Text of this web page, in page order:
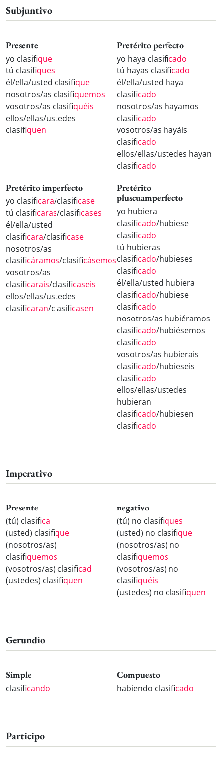
Subjuntivo
Presente
yo clasifique
tú clasifiques
él/ella/usted clasifique
nosotros/as clasifiquemos
vosotros/as clasifiquéis
ellos/ellas/ustedes
clasifiquen
Pretérito perfecto
yo haya clasificado
tú hayas clasificado
él/ella/usted haya
clasificado
nosotros/as hayamos
clasificado
vosotros/as hayáis
clasificado
ellos/ellas/ustedes hayan
clasificado
Pretérito imperfecto
yo clasificara/clasificase
tú clasificaras/clasificases
él/ella/usted
clasificara/clasificase
nosotros/as
clasificáramos/clasificásemos
vosotros/as
clasificarais/clasificaseis
ellos/ellas/ustedes
clasificaran/clasificasen
Pretérito
pluscuamperfecto
yo hubiera
clasificado/hubiese
clasificado
tú hubieras
clasificado/hubieses
clasificado
él/ella/usted hubiera
clasificado/hubiese
clasificado
nosotros/as hubiéramos
clasificado/hubiésemos
clasificado
vosotros/as hubierais
clasificado/hubieseis
clasificado
ellos/ellas/ustedes
hubieran
clasificado/hubiesen
clasificado
Imperativo
Presente
(tú) clasifica
(usted) clasifique
(nosotros/as)
clasifiquemos
(vosotros/as) clasificad
(ustedes) clasifiquen
negativo
(tú) no clasifiques
(usted) no clasifique
(nosotros/as) no
clasifiquemos
(vosotros/as) no
clasifiquéis
(ustedes) no clasifiquen
Gerundio
Simple
clasificando
Compuesto
habiendo clasificado
Participo